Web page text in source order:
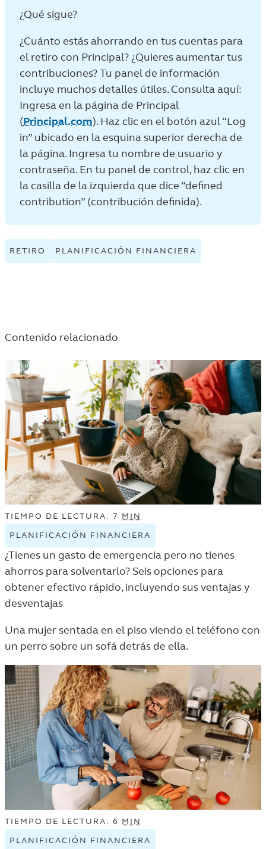
¿Qué sigue?
¿Cuánto estás ahorrando en tus cuentas para
el retiro con Principal? ¿Quieres aumentar tus
contribuciones? Tu panel de información
incluye muchos detalles útiles. Consulta aquí:
Ingresa en la página de Principal
(Principal.com). Haz clic en el botón azul “Log
in” ubicado en la esquina superior derecha de
la página. Ingresa tu nombre de usuario y
contraseña. En tu panel de control, haz clic en
la casilla de la izquierda que dice “defined
contribution” (contribución definida).
RETIRO
VIEW
RETIRO
VIDA
DINERO
PLANIFICACIÓN FINANCIERA
DINERO
LISTING.
Contenido relacionado
TIEMPO DE LECTURA: 7 MIN
PLANIFICACIÓN FINANCIERA
PLANIFICACIÓN
FINANCIERA
TAGGED
ARTICLES
VIDA
Y
DINERO
¿Tienes un gasto de emergencia pero no tienes
ahorros para solventarlo? Seis opciones para
obtener efectivo rápido, incluyendo sus ventajas y
desventajas
Una mujer sentada en el piso viendo el teléfono con
un perro sobre un sofá detrás de ella.
TIEMPO DE LECTURA: 6 MIN
PLANIFICACIÓN FINANCIERA